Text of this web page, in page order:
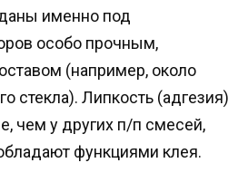
именно под
особо прочным,
(например, около
стекла). Липкость (адгезия)
чем у других п/п смесей,
функциями клея.